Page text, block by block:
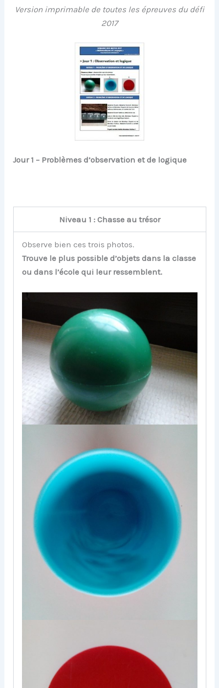
Version imprimable de toutes les épreuves du défi
2017
Jour 1 – Problèmes d’observation et de logique
Niveau 1 : Chasse au trésor
Observe bien ces trois photos.
Trouve le plus possible d’objets dans la classe
ou dans l’école qui leur ressemblent.